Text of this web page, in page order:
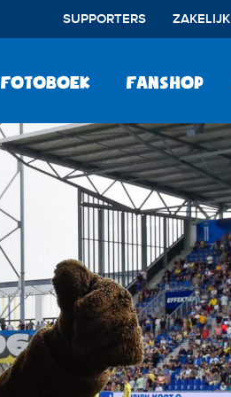
SUPPORTERS ZAKELIJK
Fotoboek Fanshop